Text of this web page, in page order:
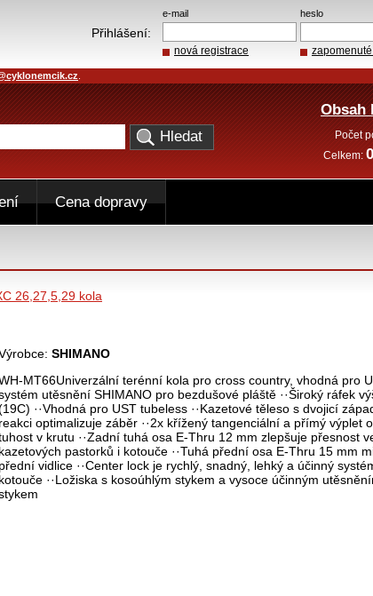
26,27,5,29 kola
SHIMANO
MT66Univerzální terénní kola pro cross country, vhodná pro
utěsnění SHIMANO pro bezdušové pláště ··Široký ráfek
··Vhodná pro UST tubeless ··Kazetové těleso s dvojicí
reakci optimalizuje záběr ··2x křížený tangenciální a přímý výplet
v krutu ··Zadní tuhá osa E-Thru 12 mm zlepšuje přesnost
kazetových pastorků i kotouče ··Tuhá přední osa E-Thru 15 mm
přední vidlice ··Center lock je rychlý, snadný, lehký a účinný
kotouče ··Ložiska s kosoúhlým stykem a vysoce účinným
e-mail heslo
Přihlášení:
nová registrace
Obsah
Počet
Celkem:
Cena dopravy